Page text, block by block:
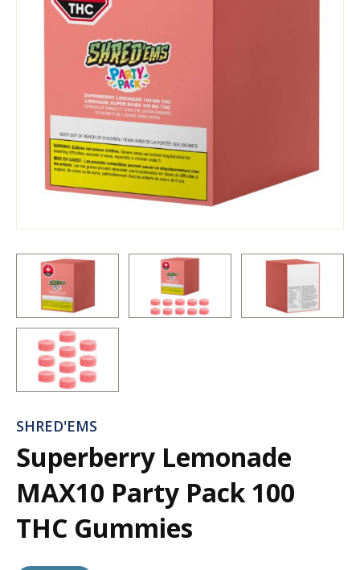
SHRED'EMS
Superberry Lemonade
MAX10 Party Pack 100
THC Gummies